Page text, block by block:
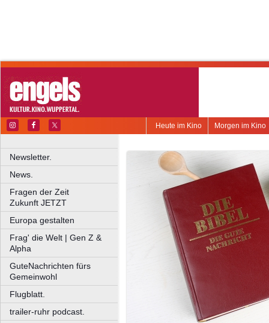
Morgen im Kino
Heute im Kino
Newsletter.
News.
Fragen der Zeit
Zukunft JETZT
Europa gestalten
Frag' die Welt | Gen Z &
Alpha
GuteNachrichten fürs
Gemeinwohl
Flugblatt.
trailer-ruhr podcast.